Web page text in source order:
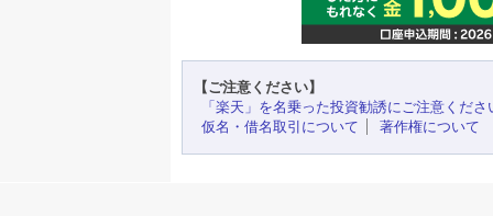
【ご注意ください】
「楽天」を名乗った投資勧誘にご注意くださ
仮名・借名取引について
著作権について